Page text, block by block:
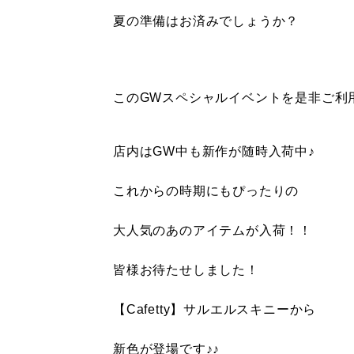
夏の準備はお済みでしょうか？
このGWスペシャルイベントを是非ご利
店内はGW中も新作が随時入荷中♪
これからの時期にもぴったりの
大人気のあのアイテムが入荷！！
皆様お待たせしました！
【Cafetty】サルエルスキニーから
新色が登場です♪♪